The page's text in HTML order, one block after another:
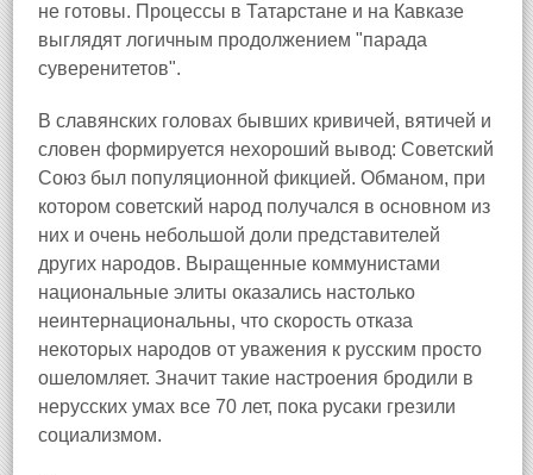
не готовы. Процессы в Татарстане и на Кавказе
выглядят логичным продолжением "парада
суверенитетов".
В славянских головах бывших кривичей, вятичей и
словен формируется нехороший вывод: Советский
Союз был популяционной фикцией. Обманом, при
котором советский народ получался в основном из
них и очень небольшой доли представителей
других народов. Выращенные коммунистами
национальные элиты оказались настолько
неинтернациональны, что скорость отказа
некоторых народов от уважения к русским просто
ошеломляет. Значит такие настроения бродили в
нерусских умах все 70 лет, пока русаки грезили
социализмом.